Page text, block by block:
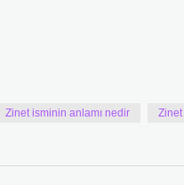
Zinet isminin anlamı nedir